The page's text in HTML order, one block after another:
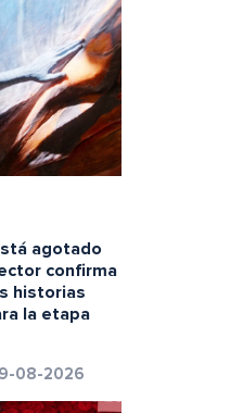
agotado
confirma
historias
la etapa
08-2026